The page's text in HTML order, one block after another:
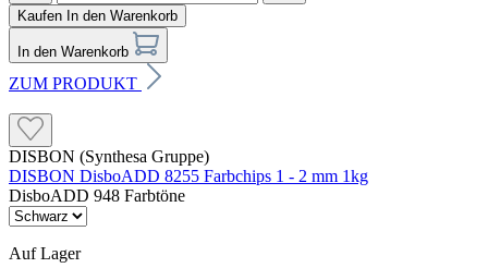
Kaufen In den Warenkorb
In den Warenkorb
ZUM PRODUKT
DISBON (Synthesa Gruppe)
DISBON DisboADD 8255 Farbchips 1 - 2 mm 1kg
DisboADD 948 Farbtöne
Auf Lager